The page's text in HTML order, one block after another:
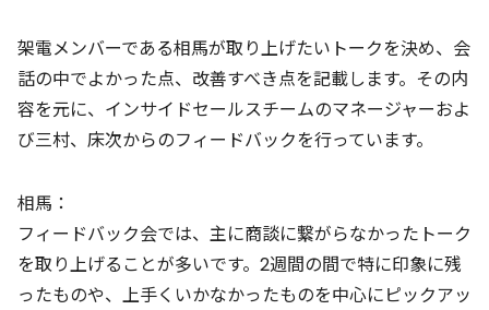
架電メンバーである相馬が取り上げたいトークを決め、会
話の中でよかった点、改善すべき点を記載します。その内
容を元に、インサイドセールスチームのマネージャーおよ
び三村、床次からのフィードバックを行っています。
相馬：
フィードバック会では、主に商談に繋がらなかったトーク
を取り上げることが多いです。2週間の間で特に印象に残
ったものや、上手くいかなかったものを中心にピックアッ